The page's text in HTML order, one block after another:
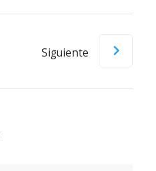
Siguiente